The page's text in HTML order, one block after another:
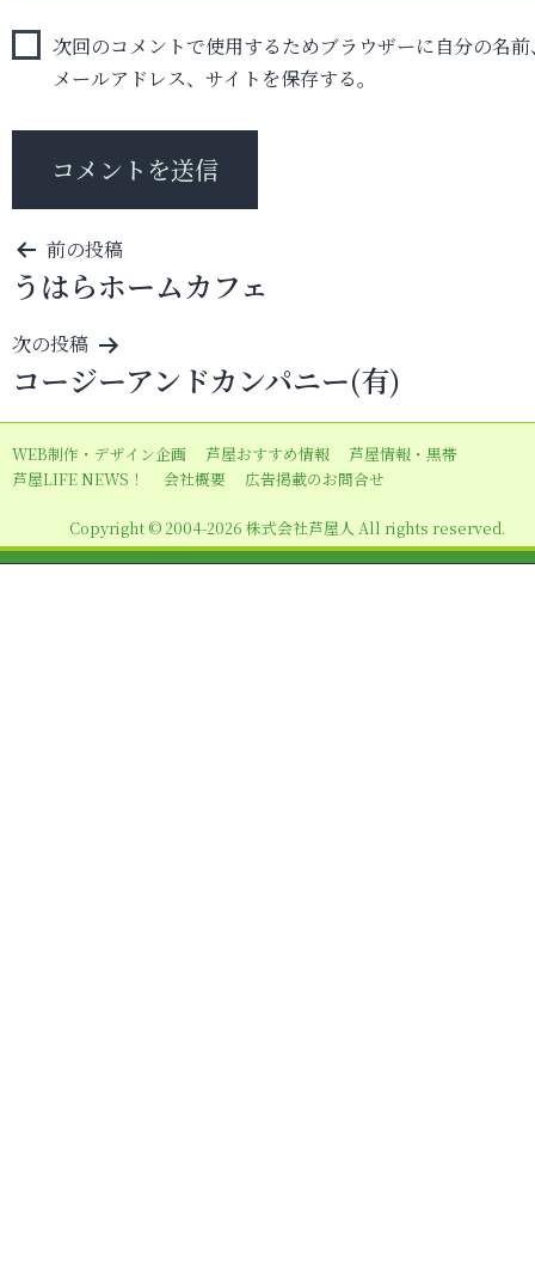
次回のコメントで使用するためブラウザーに自分の名前
メールアドレス、サイトを保存する。
投
稿
ナ
ビ
ゲ
ー
シ
ン
前の投稿
うはらホームカフェ
次の投稿
コージーアンドカンパニー(有)
WEB制作・デザイン企画 芦屋おすすめ情報
芦屋情報・黒帯
芦屋LIFE NEWS！
会社概要 広告掲載のお問合せ
Copyright © 2004-2026 株式会社芦屋人 All rights reserved.